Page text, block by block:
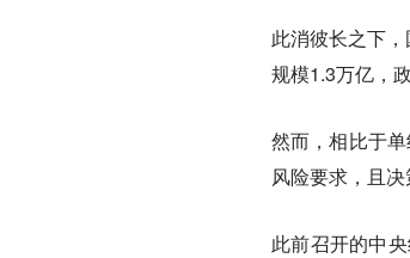
此消彼长之下
规模1.3万亿，
然而，相比于
风险要求，且
此前召开的中